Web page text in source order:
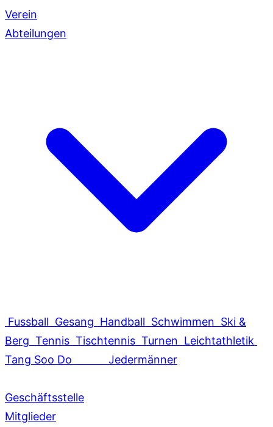
Verein
Abteilungen
Fussball Gesang Handball Schwimmen Ski &
Berg Tennis Tischtennis Turnen Leichtathletik
Tang Soo Do
Jedermänner
Geschäftsstelle
Mitglieder